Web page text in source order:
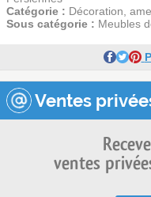
Catégorie : Décoration,
Sous catégorie : Meubles
Ventes
ventes